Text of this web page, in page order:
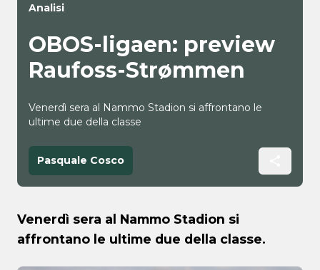
Analisi
OBOS-ligaen: preview
Raufoss-Strømmen
Venerdì sera al Nammo Stadion si affrontano le
ultime due della classe
Pasquale Cosco
Venerdì sera al Nammo Stadion si
affrontano le ultime due della classe.